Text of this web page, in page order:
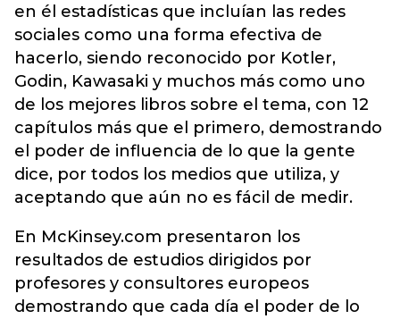
en él estadísticas que incluían las redes
sociales como una forma efectiva de
hacerlo, siendo reconocido por Kotler,
Godin, Kawasaki y muchos más como uno
de los mejores libros sobre el tema, con 12
capítulos más que el primero, demostrando
el poder de influencia de lo que la gente
dice, por todos los medios que utiliza, y
aceptando que aún no es fácil de medir.
En McKinsey.com presentaron los
resultados de estudios dirigidos por
profesores y consultores europeos
demostrando que cada día el poder de lo